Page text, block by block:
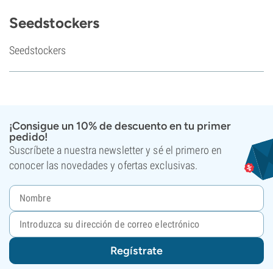
Seedstockers
Seedstockers
¡Consigue un 10% de descuento en tu primer
pedido!
Suscríbete a nuestra newsletter y sé el primero en
conocer las novedades y ofertas exclusivas.
Regístrate